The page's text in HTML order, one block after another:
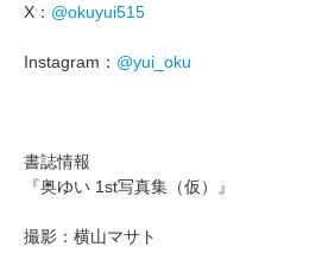
X： @okuyui515
Instagram： @yui_oku
書誌情報
『奥ゆい 1st写真集（仮）』
撮影：横山マサト